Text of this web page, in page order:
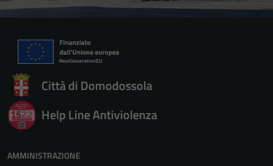
Città di Domodossola
Help Line Antiviolenza
AMMINISTRAZIONE